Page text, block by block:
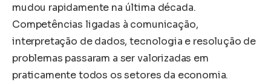
mudou rapidamente na última década.
Competências ligadas à comunicação,
interpretação de dados, tecnologia e resolução de
problemas passaram a ser valorizadas em
praticamente todos os setores da economia.